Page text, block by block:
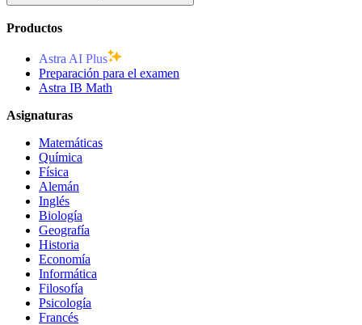
Productos
Astra AI Plus
Preparación para el examen
Astra IB Math
Asignaturas
Matemáticas
Química
Física
Alemán
Inglés
Biología
Geografía
Historia
Economía
Informática
Filosofía
Psicología
Francés